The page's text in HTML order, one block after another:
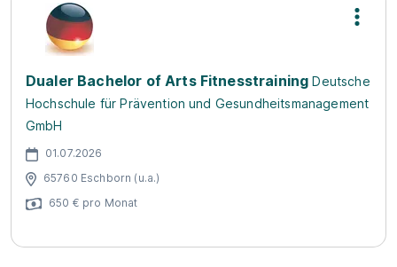
Dualer Bachelor of Arts Fitnesstraining Deutsche
Hochschule für Prävention und Gesundheitsmanagement
GmbH
01.07.2026
65760 Eschborn (u.a.)
650 € pro Monat